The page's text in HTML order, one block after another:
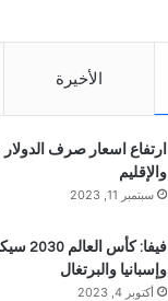
الأخيرة
ارتفاع اسعار صرف
والإقليم
سبتمبر 11, 2023
فيفا:
وإسبانيا والبرتغال
أكتوبر 4, 2023